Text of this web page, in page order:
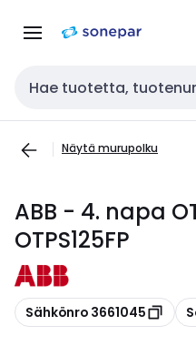
navigointiinsisältöön
Haku
Näytä murupolku
ABB - 4. napa
OTPS125FP
Kopioi
Sähkönro 3661045